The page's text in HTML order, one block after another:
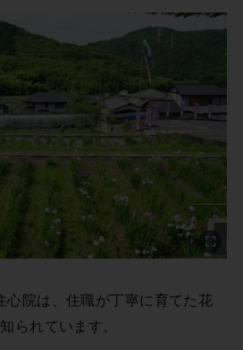
心院は、住職が丁寧に育てた花
られています。